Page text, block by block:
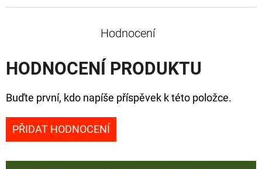
Hodnocení
HODNOCENÍ PRODUKTU
Buďte první, kdo napíše příspěvek k této položce.
PŘIDAT HODNOCENÍ